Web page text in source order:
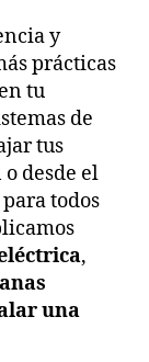
y
prácticas
tu
de
tus
desde el
todos
,
una